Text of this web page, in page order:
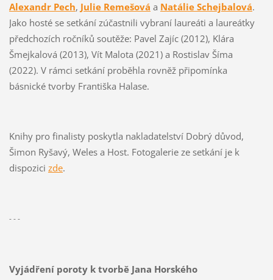
Alexandr Pech, Julie Remešová a Natálie Schejbalová.
Jako hosté se setkání zúčastnili vybraní laureáti a laureátky
předchozích ročníků soutěže: Pavel Zajíc (2012), Klára
Šmejkalová (2013), Vít Malota (2021) a Rostislav Šíma
(2022). V rámci setkání proběhla rovněž připomínka
básnické tvorby Františka Halase.
Knihy pro finalisty poskytla nakladatelství Dobrý důvod,
Šimon Ryšavý, Weles a Host. Fotogalerie ze setkání je k
dispozici zde.
- - -
Vyjádření poroty k tvorbě Jana Horského